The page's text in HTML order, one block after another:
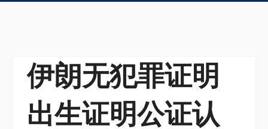
伊朗无犯罪证明
出生证明公证认